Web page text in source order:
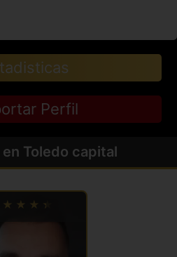
Perfil
Toledo capital